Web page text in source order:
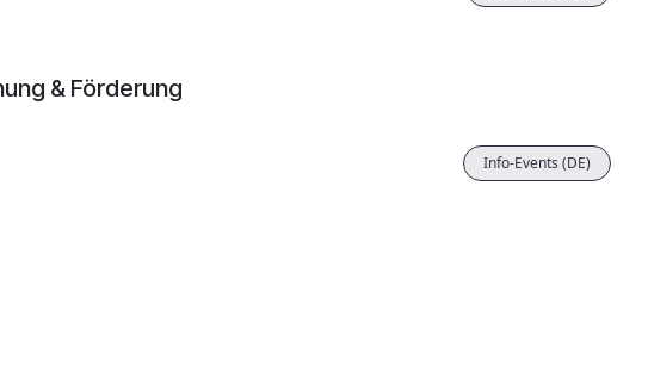
& Förderung
Info-Events (DE)